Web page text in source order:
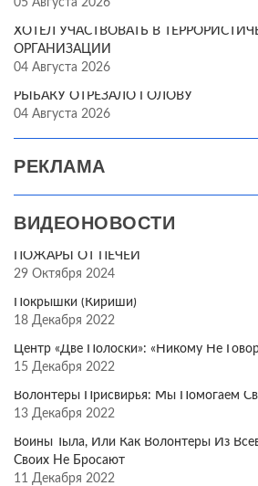
05 Августа 2026
ХОТЕЛ УЧАСТВОВАТЬ В
ОРГАНИЗАЦИИ
04 Августа 2026
РЫБАКУ ОТРЕЗАЛО ГОЛОВУ
04 Августа 2026
РЕКЛАМА
ВИДЕОНОВОСТИ
ПОЖАРЫ ОТ ПЕЧЕЙ
29 Октября 2024
Покрышки (Кириши)
18 Декабря 2022
Центр «Две Полоски»: «Никому Не
15 Декабря 2022
Волонтёры Присвирья: Мы Помогаем
13 Декабря 2022
Воины Тыла, Или Как Волонтёры Из
Своих Не Бросают
11 Декабря 2022